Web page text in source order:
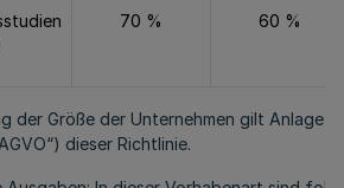
70 % 60 %
der Größe der Unternehmen gilt Anlage 1
dieser Richtlinie.